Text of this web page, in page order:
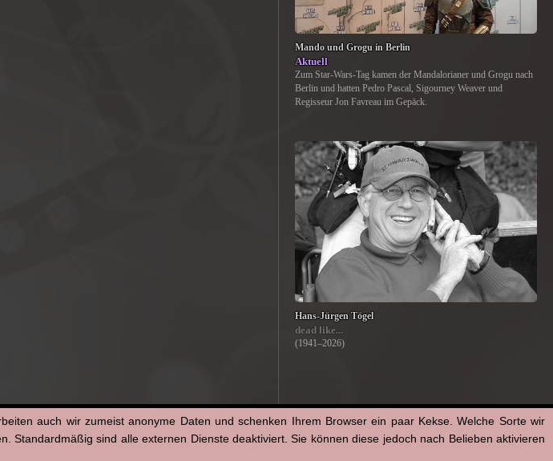
Mando und Grogu in Berlin
Aktuell
Zum Star-Wars-Tag kamen der Mandalorianer und Grogu nach
Berlin und hatten Pedro Pascal, Sigourney Weaver und
Regisseur Jon Favreau im Gepäck.
Hans-Jürgen Tögel
dead like...
(1941–2026)
auch wir zumeist anonyme Daten und schenken Ihrem Browser ein paar Kekse. Welche Sorte wir
Standardmäßig sind alle externen Dienste deaktiviert. Sie können diese jedoch nach Belieben aktivieren